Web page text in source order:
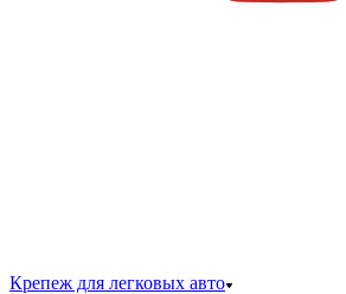
Крепеж для легковых авто